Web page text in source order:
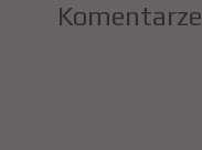
Komentarze